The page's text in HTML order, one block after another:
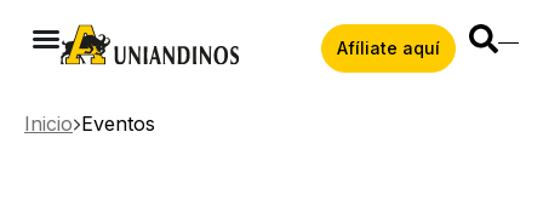
Afíliate aquí
Inicio Eventos